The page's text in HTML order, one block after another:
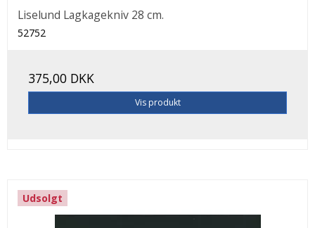
Liselund Lagkagekniv 28 cm.
52752
375,00 DKK
Vis produkt
Udsolgt